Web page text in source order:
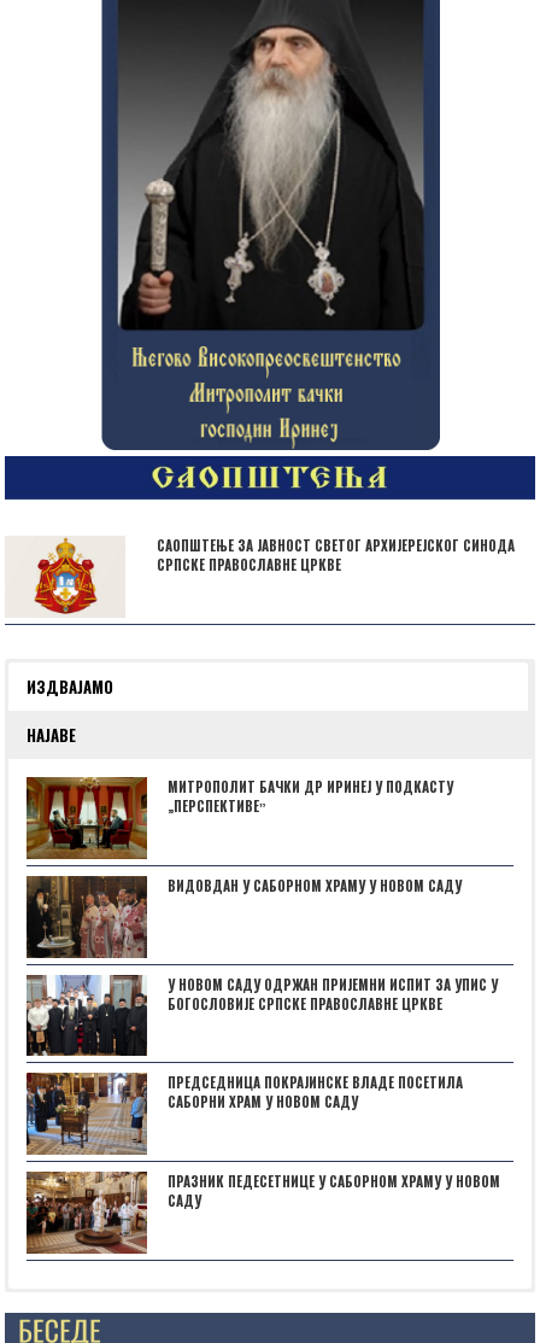
САОПШТЕЊЕ ЗА ЈАВНОСТ СВЕТОГ АРХИЈЕРЕЈСКОГ СИНОДА
СРПСКЕ ПРАВОСЛАВНЕ ЦРКВЕ
ИЗДВАЈАМО
НАЈАВЕ
МИТРОПОЛИТ БАЧКИ ДР ИРИНЕЈ У ПОДКАСТУ
„ПЕРСПЕКТИВЕˮ
ВИДОВДАН У САБОРНОМ ХРАМУ У НОВОМ САДУ
У НОВОМ САДУ ОДРЖАН ПРИЈЕМНИ ИСПИТ ЗА УПИС У
БОГОСЛОВИЈЕ СРПСКЕ ПРАВОСЛАВНЕ ЦРКВЕ
ПРЕДСЕДНИЦА ПОКРАЈИНСКЕ ВЛАДЕ ПОСЕТИЛА
САБОРНИ ХРАМ У НОВОМ САДУ
ПРАЗНИК ПЕДЕСЕТНИЦЕ У САБОРНОМ ХРАМУ У НОВОМ
САДУ
Posts not found